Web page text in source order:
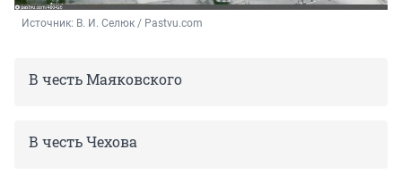
Источник: В. И. Селюк / Pastvu.com
В честь Маяковского
В честь Чехова